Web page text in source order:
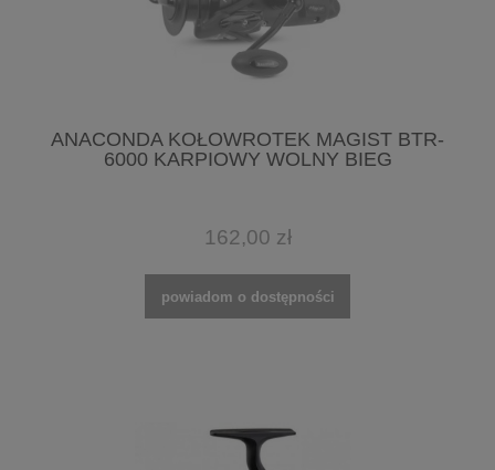
ANACONDA KOŁOWROTEK MAGIST BTR-
6000 KARPIOWY WOLNY BIEG
162,00 zł
powiadom o dostępności